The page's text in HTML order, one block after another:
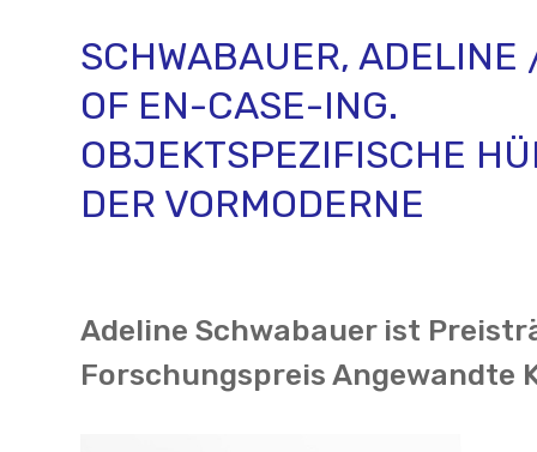
SCHWABAUER, ADELINE
OF EN-CASE-ING.
OBJEKTSPEZIFISCHE
DER VORMODERNE
Adeline Schwabauer ist
Forschungspreis Angewandte